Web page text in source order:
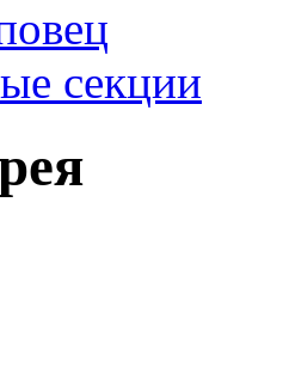
секции